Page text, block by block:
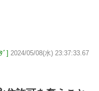
ﾞ] 2024/05/08(水) 23:37:33.67